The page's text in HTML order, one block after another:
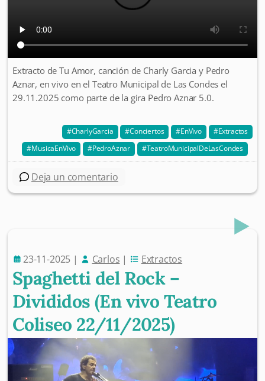
Extracto de Tu Amor, canción de Charly Garcia y Pedro
Aznar, en vivo en el Teatro Municipal de Las Condes el
29.11.2025 como parte de la gira Pedro Aznar 5.0.
CharlyGarcia Conciertos EnVivo
Extractos
MusicaEnVivo
PedroAznar TeatroMunicipalDeLasCondes
Deja un comentario
23-11-2025 | Carlos | Extractos
Spaghetti del Rock –
Divididos (En vivo Teatro
Coliseo 22/11/2025)